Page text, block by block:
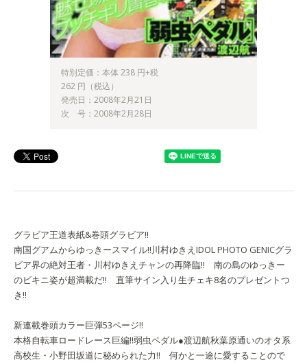
特別定価：本体 238 円+税
262 円（税込）
発売日：2008年2月21日
次 号：2008年2月28日
グラビア王道表紙&巻頭グラビア!!
南国グアムからゆっきースマイル!!川村ゆきえ IDOL PHOTO GENICグラ
ビア界の絶対王者・川村ゆきえチャンの再降臨!! 南の島のゆっきー
のビキニ姿が超満載だ!! 直筆サイン入り生チェキ8名のプレゼントつ
き!!
新連載巻頭カラー巨弾53ページ!!
本格自転車ロードレース巨編!!弱虫ペダル●渡辺航秋葉原通いのオタ系
高校生・小野田坂道に秘められた力!! 何かと一途に愛することので